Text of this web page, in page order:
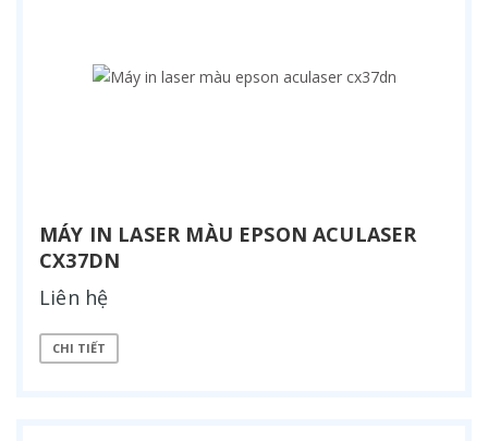
MÁY IN LASER MÀU EPSON ACULASER
CX37DN
Liên hệ
CHI TIẾT